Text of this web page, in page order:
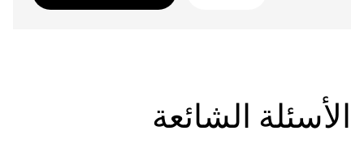
الأسئلة الشائعة